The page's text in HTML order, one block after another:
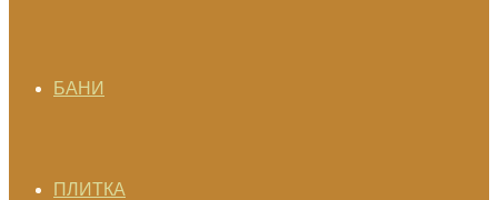
БАНИ
ПЛИТКА